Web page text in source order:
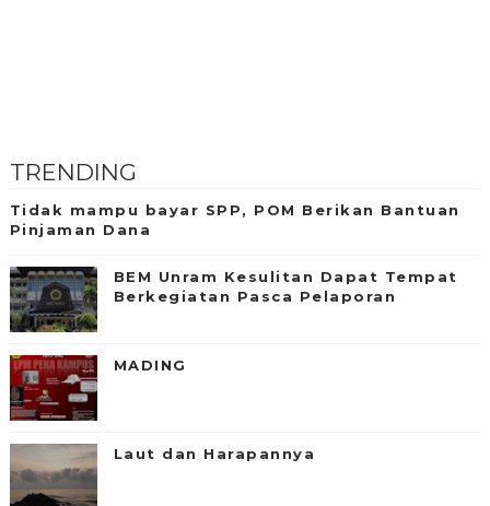
TRENDING
Tidak mampu bayar SPP, POM Berikan Bantuan
Pinjaman Dana
BEM Unram Kesulitan Dapat Tempat
Berkegiatan Pasca Pelaporan
MADING
Laut dan Harapannya